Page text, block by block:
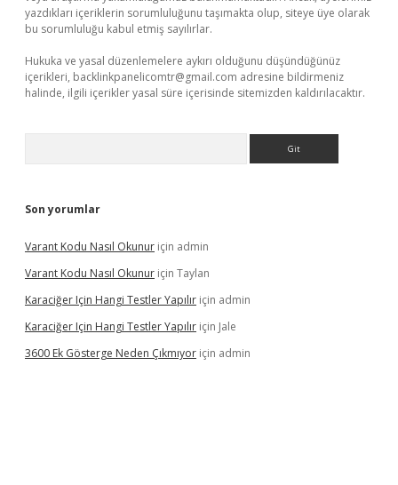
yazdıkları içeriklerin sorumluluğunu taşımakta olup, siteye üye olarak
bu sorumluluğu kabul etmiş sayılırlar.
Hukuka ve yasal düzenlemelere aykırı olduğunu düşündüğünüz
içerikleri, backlinkpanelicomtr@gmail.com adresine bildirmeniz
halinde, ilgili içerikler yasal süre içerisinde sitemizden kaldırılacaktır.
Son yorumlar
Varant Kodu Nasıl Okunur için admin
Varant Kodu Nasıl Okunur için Taylan
Karaciğer Için Hangi Testler Yapılır için admin
Karaciğer Için Hangi Testler Yapılır için Jale
3600 Ek Gösterge Neden Çıkmıyor için admin